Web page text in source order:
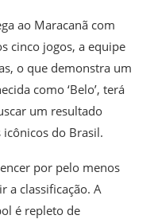
ao Maracanã com
cinco jogos, a equipe
o que demonstra um
como ‘Belo’, terá
um resultado
do Brasil.
por pelo menos
a classificação. A
é repleto de